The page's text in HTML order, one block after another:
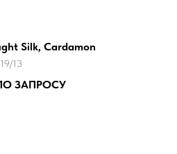
Silk, Cardamon
13
ЗАПРОСУ